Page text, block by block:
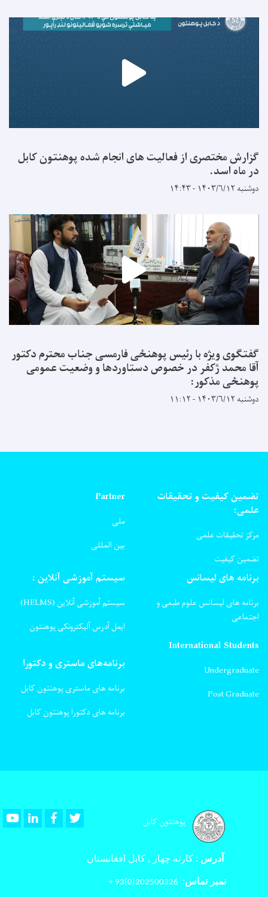
گزارش مختصری از فعالیت های انجام شده پوهنتون کابل
در ماه اسد.
دوشنبه ۱۴۰۳/۶/۱۲ - ۱۴:۴۳
گفتگوی ویژه با رئیس پوهنځی فارمسی جناب محترم دکتور
آقا محمد ژکفر در خصوص دستاوردها و وضعیت عمومی
پوهنځی مذکور:
دوشنبه ۱۴۰۳/۶/۱۲ - ۱۱:۱۲
تضمین کیفیت و تحقیقات
علمی:
مرکز تحقیقات علمی
تضمین کیفیت
Partner
ملی
بین المللی
برنامه های لیسانس
برنامه های لیسانس علوم طبعی و
اجتماعی
سیستم آموزشی آنلاین :
سیستم آموزشی آنلاین (HELMS)
ایمل آدرس آلیکترونکی پوهنتون
International Students
Undergraduate
Post Graduate
برنامه‌های ماستری و دکتورا
برنامه های ماستری پوهنتون کابل
برنامه های دکتورا پوهنتون کابل
پوهنتون کابل YoutubeLinkedInFacebook
آدرس : کارته چهار , کابل افغانستان
نمبر تماس: